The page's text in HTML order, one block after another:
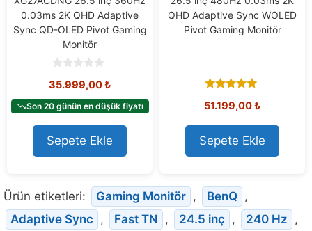
0.03ms 2K QHD Adaptive
Sync QD-OLED Pivot Gaming
Monitör
o
t
o
f
5
35.999,00₺
Son 20 günün en düşük fiyatı
Sepete Ekle
QHD Adaptive Sync WOLED
Pivot Gaming Monitör
out of 5
51.199,00₺
Sepete Ekle
Ürün etiketleri: Gaming Monitör , BenQ ,
Adaptive Sync , Fast TN , 24.5 inç , 240 Hz ,